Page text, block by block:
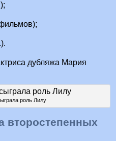
дубляжа Мария
роль Лилу
второстепенных